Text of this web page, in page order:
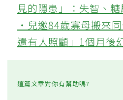
見的隱患」：失智、
‧兒邀84歲寡母搬來
還有人照顧」1個月後
這篇文章對你有幫助嗎?